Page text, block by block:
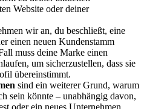
Website oder deiner
wir an, du beschließt, eine
einen neuen Kundenstamm
muss deine Marke einen
um sicherzustellen, dass sie
übereinstimmt.
sind ein weiterer Grund, warum
sein könnte – unabhängig davon,
oder ein neues Unternehmen